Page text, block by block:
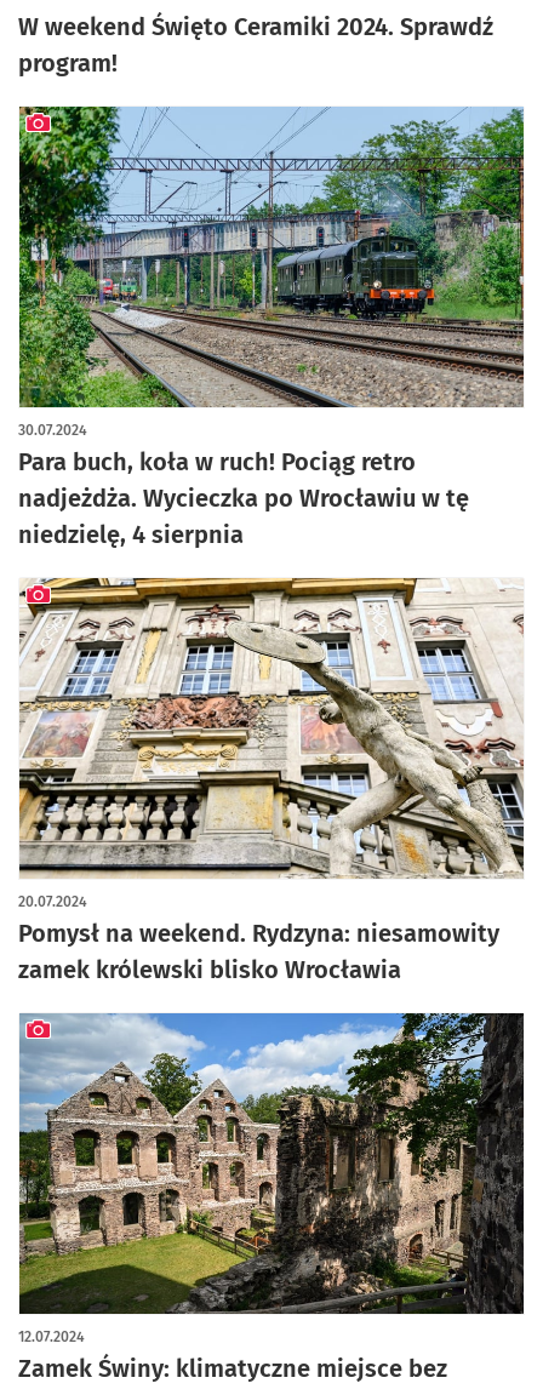
W weekend Święto Ceramiki 2024. Sprawdź
program!
Para buch, koła w ruch! Pociąg retro
nadjeżdża. Wycieczka po Wrocławiu w tę
niedzielę, 4 sierpnia
30.07.2024
artykuł z galerią zdjęć
Pomysł na weekend. Rydzyna: niesamowity
zamek królewski blisko Wrocławia
20.07.2024
artykuł z galerią zdjęć
Zamek Świny: klimatyczne miejsce bez
12.07.2024
artykuł z galerią zdjęć